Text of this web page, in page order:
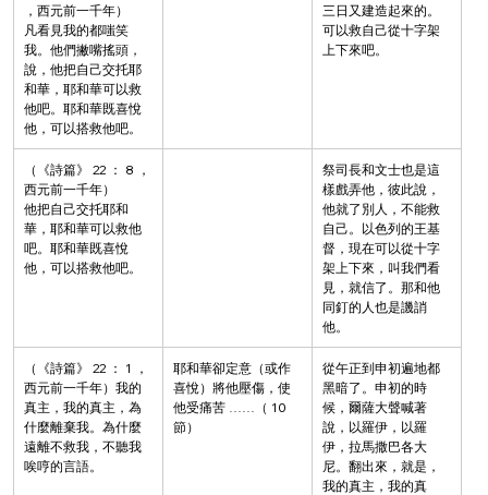
，西元前一千年）
凡看見我的都嗤笑
我。他們撇嘴搖頭，
說，他把自己交托耶
和華，耶和華可以救
他吧。耶和華既喜悅
他，可以搭救他吧。
三日又建造起來的。
可以救自己從十字架
上下來吧。
（《詩篇》 22 ： 8 ，
西元前一千年）
他把自己交托耶和
華，耶和華可以救他
吧。耶和華既喜悅
他，可以搭救他吧。
祭司長和文士也是這
樣戲弄他，彼此說，
他就了別人，不能救
自己。以色列的王基
督，現在可以從十字
架上下來，叫我們看
見，就信了。那和他
同釘的人也是譏誚
他。
（《詩篇》 22 ： 1 ，
西元前一千年）我的
真主，我的真主，為
什麼離棄我。為什麼
遠離不救我，不聽我
唉哼的言語。
耶和華卻定意（或作
喜悅）將他壓傷，使
他受痛苦 ……（ 10
節）
從午正到申初遍地都
黑暗了。申初的時
候，爾薩大聲喊著
說，以羅伊，以羅
伊，拉馬撒巴各大
尼。翻出來，就是，
我的真主，我的真